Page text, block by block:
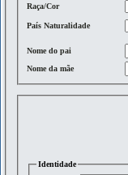
Raça/Cor
País Naturalidade
Nome do pai
Nome da mãe
Identidade